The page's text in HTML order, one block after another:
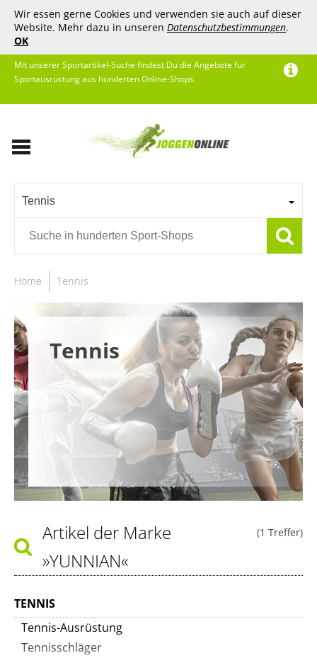
Wir essen gerne Cookies und verwenden sie auch auf dieser
Website. Mehr dazu in unseren Datenschutzbestimmungen.
OK
Mit unserer Sportartikel-Suche findest Du die Angebote für
Sportausrüstung aus hunderten Online-Shops.
Tennis
Home Tennis
Tennis
(1 Treffer)
Artikel der Marke
»YUNNIAN«
TENNIS
Tennis-Ausrüstung
Tennisschläger